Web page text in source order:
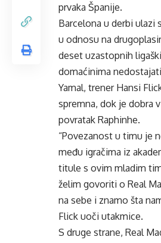
prvaka Španije.
Barcelona u derbi ulazi
u odnosu na
deset uzastopnih
domaćinima
Yamal, trener Hansi
spremna, dok je dobra
povratak Raphinhe.
“Povezanost u timu je
među igračima iz
titule s ovim mladim
želim govoriti o Real
na sebe i znamo šta
Flick uoči utakmice.
S druge strane, Real